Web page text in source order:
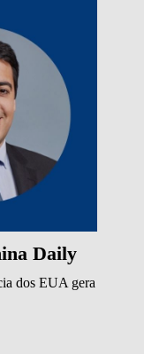
Daily
dos EUA gera